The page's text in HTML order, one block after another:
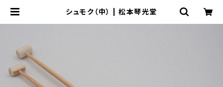
シュモク（中） | 松本琴光堂